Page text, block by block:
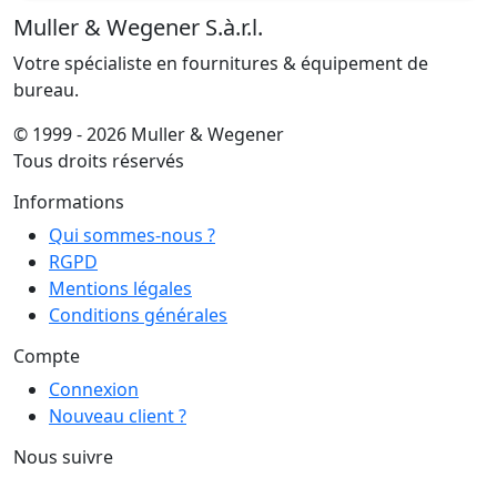
Muller & Wegener S.à.r.l.
Votre spécialiste en fournitures & équipement de
bureau.
© 1999 - 2026 Muller & Wegener
Tous droits réservés
Informations
Qui sommes-nous ?
RGPD
Mentions légales
Conditions générales
Compte
Connexion
Nouveau client ?
Nous suivre